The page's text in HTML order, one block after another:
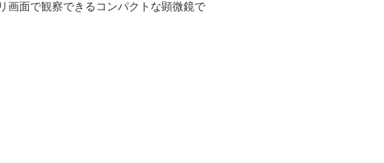
画面で観察できるコンパクトな顕微鏡で